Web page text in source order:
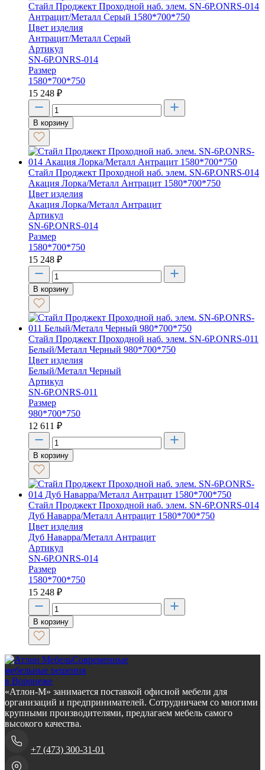
Стайл Проджект Проходной наб. элем. SN-6P.ONRS-014
Антрацит/Металл Серый 1580*700*750
Цвет изделия
Антрацит/Металл Серый
Артикул
SN-6P.ONRS-014
Размер
1580*700*750
15 248 ₽
В корзину
Стайл Проджект Проходной наб. элем. SN-6P.ONRS-014
Акация Лорка/Металл Антрацит 1580*700*750
Цвет изделия
Акация Лорка/Металл Антрацит
Артикул
SN-6P.ONRS-014
Размер
1580*700*750
15 248 ₽
В корзину
Стайл Проджект Проходной наб. элем. SN-6P.ONRS-011
Белый/Металл Черный 980*700*750
Цвет изделия
Белый/Металл Черный
Артикул
SN-6P.ONRS-011
Размер
980*700*750
12 611 ₽
В корзину
Стайл Проджект Проходной наб. элем. SN-6P.ONRS-014
Дуб Наварра/Металл Антрацит 1580*700*750
Цвет изделия
Дуб Наварра/Металл Антрацит
Артикул
SN-6P.ONRS-014
Размер
1580*700*750
15 248 ₽
В корзину
Современные
мебельные решения
в Воронеже
«Атлон-М» занимается поставкой офисной мебели для
организаций и предпринимателей. Сотрудничаем со многими
крупными производителями, предлагаем мебель самого
высокого качества.
+7 (473) 300-31-01